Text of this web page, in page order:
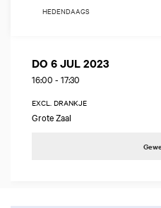
HEDENDAAGS
DO 6 JUL 2023
16:00 - 17:30
EXCL. DRANKJE
Grote Zaal